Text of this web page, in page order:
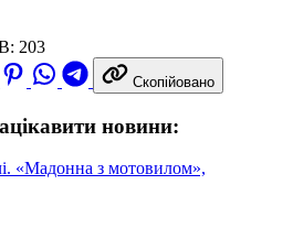
203
Скопійовано
новини: